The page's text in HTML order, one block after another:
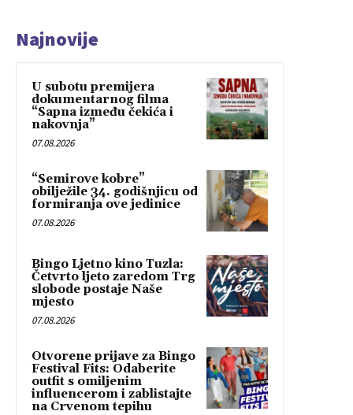
Najnovije
U subotu premijera
dokumentarnog filma
“Sapna između čekića i
nakovnja”
07.08.2026
“Semirove kobre”
obilježile 34. godišnjicu od
formiranja ove jedinice
07.08.2026
Bingo Ljetno kino Tuzla:
Četvrto ljeto zaredom Trg
slobode postaje Naše
mjesto
07.08.2026
Otvorene prijave za Bingo
Festival Fits: Odaberite
outfit s omiljenim
influencerom i zablistajte
na Crvenom tepihu